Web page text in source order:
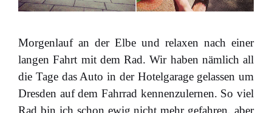
Morgenlauf an der Elbe und relaxen nach einer
langen Fahrt mit dem Rad. Wir haben nämlich all
die Tage das Auto in der Hotelgarage gelassen um
Dresden auf dem Fahrrad kennenzulernen. So viel
Rad bin ich schon ewig nicht mehr gefahren, aber